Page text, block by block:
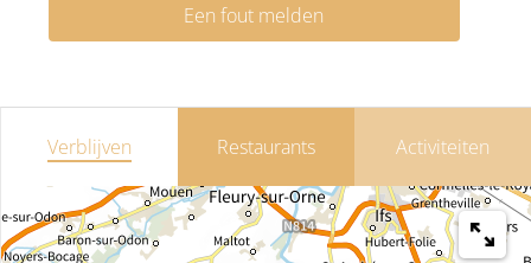
Een fout melden
Verblijven Restaurants Activiteiten